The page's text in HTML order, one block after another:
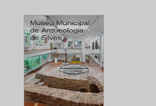
ALBUQUERQUE
FOUNDATION
MAIS INFO
COMPRAR